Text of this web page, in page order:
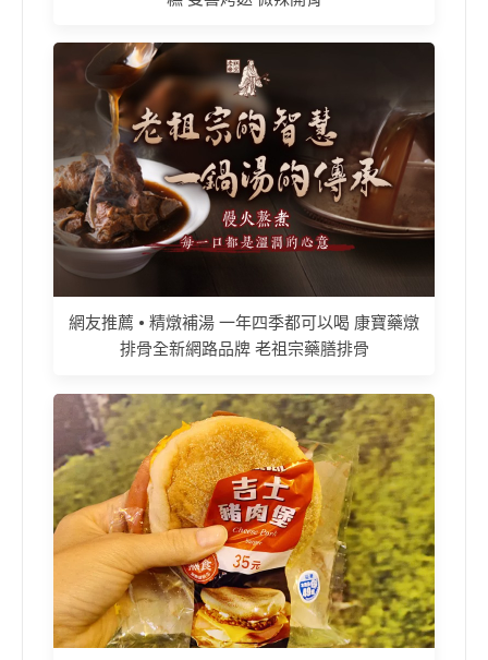
網友推薦 • 精燉補湯 一年四季都可以喝 康寶藥燉
排骨全新網路品牌 老祖宗藥膳排骨